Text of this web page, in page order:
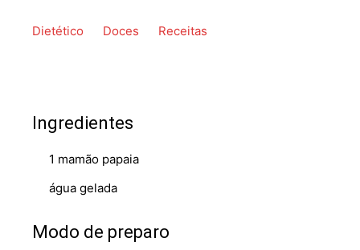
Dietético Doces Receitas
Ingredientes
1 mamão papaia
água gelada
Modo de preparo